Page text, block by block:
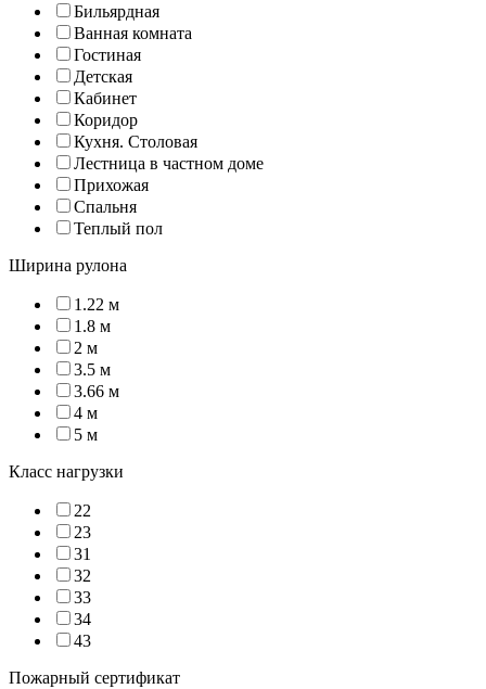
Бильярдная
Ванная комната
Гостиная
Детская
Кабинет
Коридор
Кухня. Столовая
Лестница в частном доме
Прихожая
Спальня
Теплый пол
Ширина рулона
1.22 м
1.8 м
2 м
3.5 м
3.66 м
4 м
5 м
Класс нагрузки
22
23
31
32
33
34
43
Пожарный сертификат